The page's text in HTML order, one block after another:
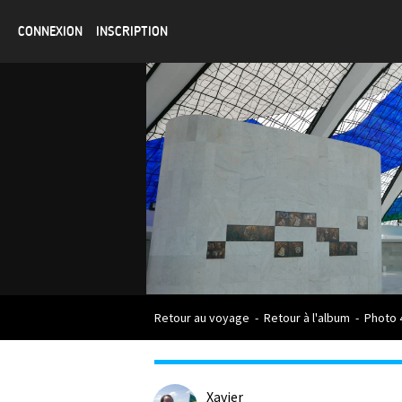
CONNEXION INSCRIPTION
Retour au voyage - Retour à l'album - Photo
Xavier